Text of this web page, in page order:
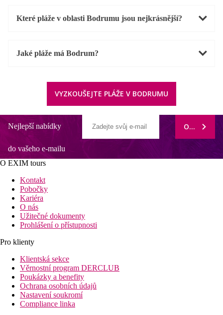
Které pláže v oblasti Bodrumu jsou nejkrásnější?
Jaké pláže má Bodrum?
VYZKOUŠEJTE PLÁŽE V BODRUMU
Nejlepší nabídky
do vašeho e-mailu
ODEBÍRAT
O EXIM tours
Kontakt
Pobočky
Kariéra
O nás
Užitečné dokumenty
Prohlášení o přístupnosti
Pro klienty
Klientská sekce
Věrnostní program DERCLUB
Poukázky a benefity
Ochrana osobních údajů
Nastavení soukromí
Compliance linka